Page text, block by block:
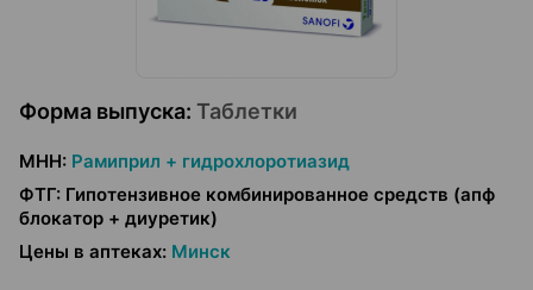
Форма выпуска: Таблетки
МНН: Рамиприл + гидрохлоротиазид
ФТГ: Гипотензивное комбинированное средств (апф
блокатор + диуретик)
Цены в аптеках: Минск